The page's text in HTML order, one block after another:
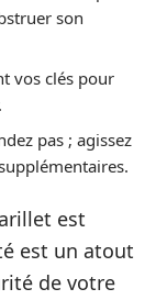
son
vos clés pour
pas ; agissez
est
est un atout
de votre